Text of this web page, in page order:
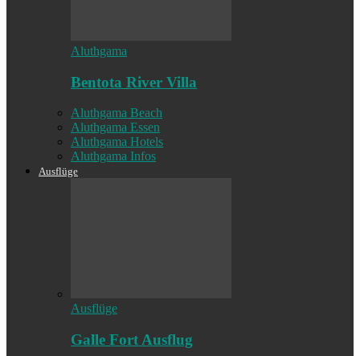
Aluthgama
Bentota River Villa
Aluthgama Beach
Aluthgama Essen
Aluthgama Hotels
Aluthgama Infos
Ausflüge
Ausflüge
Galle Fort Ausflug